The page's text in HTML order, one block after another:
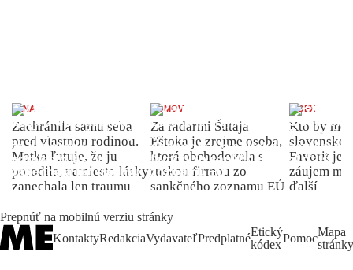
ŽENA
Zachránila samu seba
pred vlastnou rodinou.
Matka ľutuje, že ju
porodila, namiesto lásky
zanechala len traumu
DOMOV
Za radarmi Šutaja
Eštoka je zrejme osoba,
ktorá obchodovala s
ruskou firmou zo
sankčného zoznamu EÚ
INDEX
Kto by
slovenské
Favorit je
záujem
ďalší
Prepnúť na mobilnú verziu stránky
KontaktyRedakciaVydavateľPredplatnéEtický
kódexPomocMapa
stránky